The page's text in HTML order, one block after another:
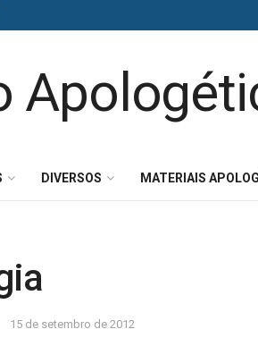
DIVERSOS MATERIAIS
15 de setembro de 2012